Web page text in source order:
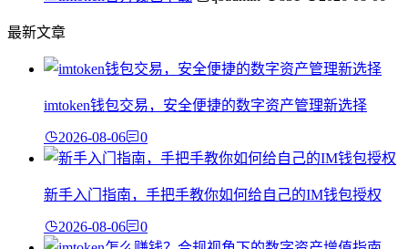
最新文章
imtoken钱包交易，安全便捷的数字资产管理新选择
2026-08-06 0
新手入门指南，手把手教你如何给自己的IM钱包授权
2026-08-06 0